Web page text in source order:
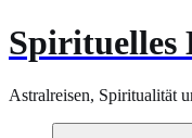
Spirituelles
Astralreisen, Spiritualität